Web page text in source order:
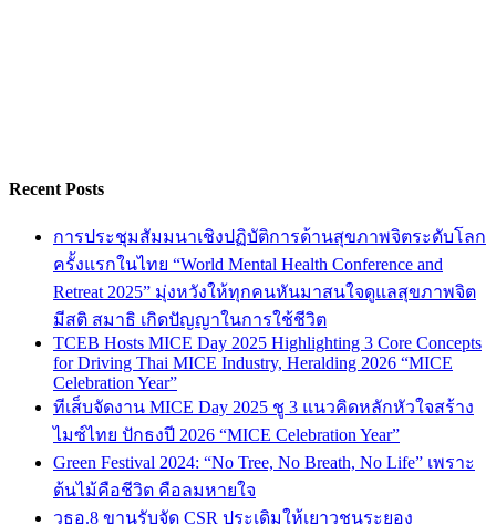
Recent Posts
การประชุมสัมมนาเชิงปฏิบัติการด้านสุขภาพจิตระดับโลก
ครั้งแรกในไทย “World Mental Health Conference and
Retreat 2025” มุ่งหวังให้ทุกคนหันมาสนใจดูแลสุขภาพจิต
มีสติ สมาธิ เกิดปัญญาในการใช้ชีวิต
TCEB Hosts MICE Day 2025 Highlighting 3 Core Concepts
for Driving Thai MICE Industry, Heralding 2026 “MICE
Celebration Year”
ทีเส็บจัดงาน MICE Day 2025 ชู 3 แนวคิดหลักหัวใจสร้าง
ไมซ์ไทย ปักธงปี 2026 “MICE Celebration Year”
Green Festival 2024: “No Tree, No Breath, No Life” เพราะ
ต้นไม้คือชีวิต คือลมหายใจ
วธอ.8 ขานรับจัด CSR ประเดิมให้เยาวชนระยอง